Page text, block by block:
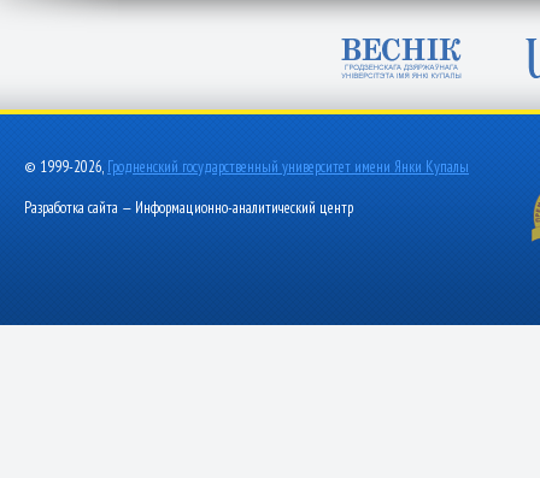
© 1999-2026, Гродненский государственный университет имени Янки Купалы
Разработка сайта — Информационно-аналитический центр